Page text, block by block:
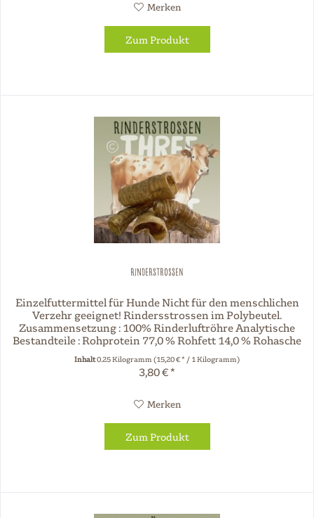
Merken
Zum Produkt
Rinderstrossen
Einzelfuttermittel für Hunde Nicht für den menschlichen
Verzehr geeignet! Rindersstrossen im Polybeutel.
Zusammensetzung : 100% Rinderluftröhre Analytische
Bestandteile : Rohprotein 77,0 % Rohfett 14,0 % Rohasche
4,5 % Feuchtigkeit 4,5%...
Inhalt0.25 Kilogramm(15,20 € * / 1 Kilogramm)
3,80 € *
Merken
Zum Produkt